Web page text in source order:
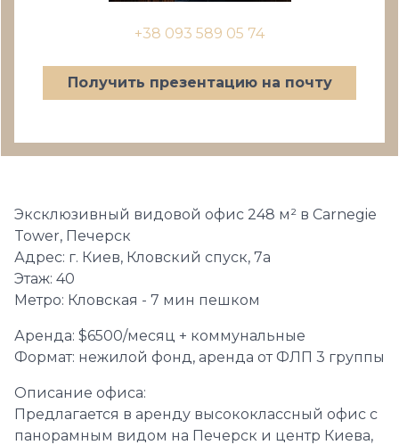
+38 093 589 05 74
Получить презентацию на почту
Эксклюзивный видовой офис 248 м² в Carnegie
Tower, Печерск
Адрес: г. Киев, Кловский спуск, 7а
Этаж: 40
Метро: Кловская - 7 мин пешком
Аренда: $6500/месяц + коммунальные
Формат: нежилой фонд, аренда от ФЛП 3 группы
Описание офиса:
Предлагается в аренду высококлассный офис с
панорамным видом на Печерск и центр Киева,